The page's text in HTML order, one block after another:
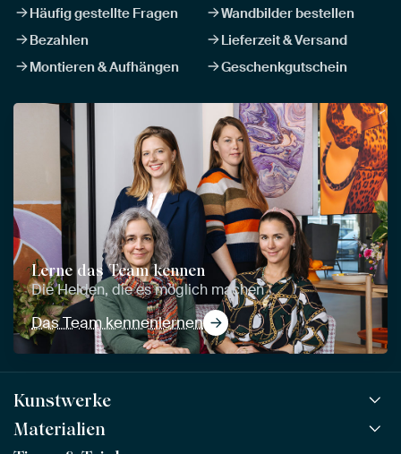
Häufig gestellte Fragen
Wandbilder bestellen
Bezahlen
Lieferzeit & Versand
Montieren & Aufhängen
Geschenkgutschein
Lerne das Team kennen
Die Helden, die es möglich machen
Das Team kennenlernen
Kunstwerke
Alle Kunstwerke
Materialien